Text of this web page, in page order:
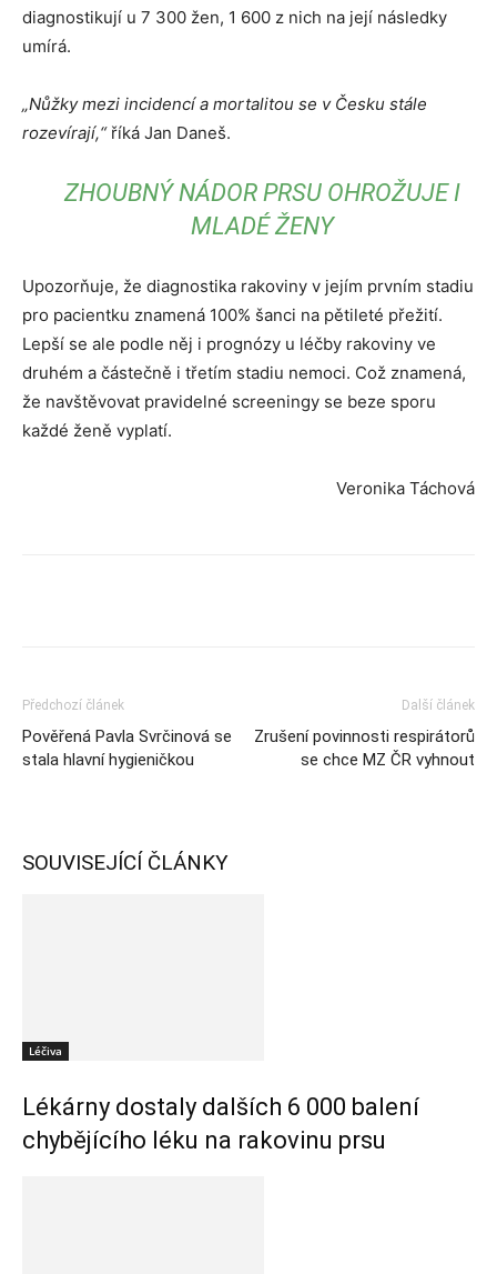
diagnostikují u 7 300 žen, 1 600 z nich na její následky
umírá.
„Nůžky mezi incidencí a mortalitou se v Česku stále
rozevírají,“říká Jan Daneš.
ZHOUBNÝ NÁDOR PRSU OHROŽUJE I
MLADÉ ŽENY
Upozorňuje, že diagnostika rakoviny v jejím prvním stadiu
pro pacientku znamená 100% šanci na pětileté přežití.
Lepší se ale podle něj i prognózy u léčby rakoviny ve
druhém a částečně i třetím stadiu nemoci. Což znamená,
že navštěvovat pravidelné screeningy se beze sporu
každé ženě vyplatí.
Veronika Táchová
Předchozí článek
Pověřená Pavla Svrčinová se
stala hlavní hygieničkou
Další článek
Zrušení povinnosti respirátorů
se chce MZ ČR vyhnout
SOUVISEJÍCÍ ČLÁNKY
Léčiva
Lékárny dostaly dalších 6 000 balení
chybějícího léku na rakovinu prsu